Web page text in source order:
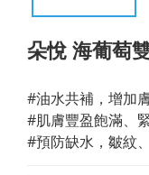
朵悅 海葡萄
#油水共補，增加
#肌膚豐盈飽滿、
#預防缺水，皺紋